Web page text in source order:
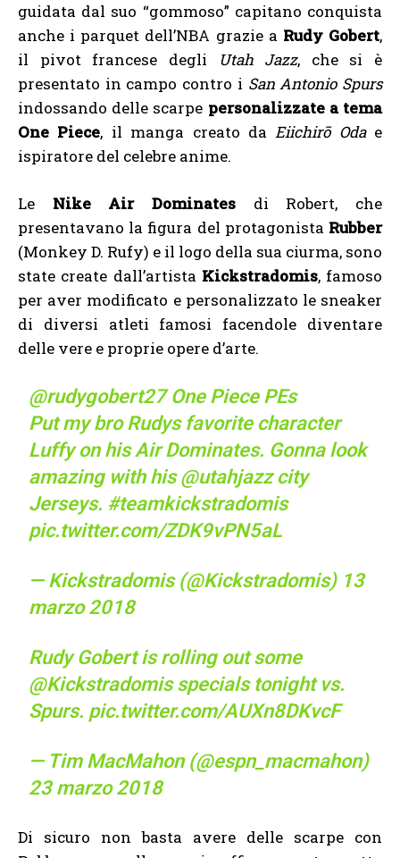
guidata dal suo “gommoso” capitano conquista
anche i parquet dell’NBA grazie a Rudy Gobert,
il pivot francese degli
Utah Jazz, che si è
presentato in campo contro i San Antonio Spurs
indossando delle scarpe personalizzate a tema
One Piece, il manga creato daEiichirō Odae
ispiratore del celebre anime.
Le Nike Air Dominates di Robert, che
presentavano la figura del protagonista Rubber
(Monkey D. Rufy) e il logo della sua ciurma, sono
state create dall’artista Kickstradomis, famoso
per aver modificato e personalizzato le sneaker
di diversi atleti famosi facendole diventare
delle vere e proprie opere d’arte.
@rudygobert27One Piece PEs
Put my bro Rudys favorite character
Luffy on his Air Dominates. Gonna look
amazing with his@utahjazzcity
Jerseys. #teamkickstradomis
pic.twitter.com/ZDK9vPN5aL
— Kickstradomis (@Kickstradomis) 13
marzo 2018
Rudy Gobert is rolling out some
@Kickstradomisspecials tonight vs.
Spurs. pic.twitter.com/AUXn8DKvcF
— Tim MacMahon (@espn_macmahon)
23 marzo 2018
Di sicuro non basta avere delle scarpe con